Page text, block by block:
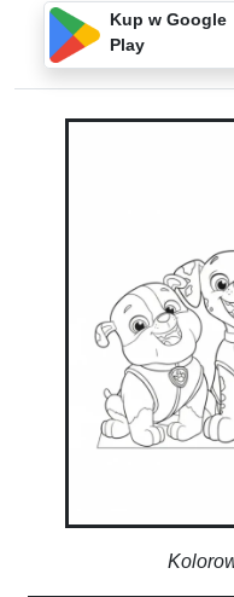
Kup w Google
Play